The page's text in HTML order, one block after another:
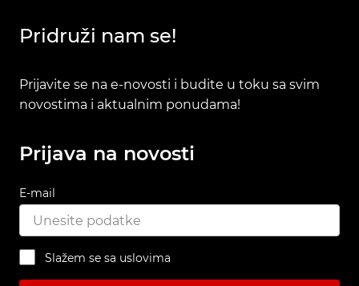
Pridruži nam se!
Prijavite se na e-novosti i budite u toku sa svim
novostima i aktualnim ponudama!
Prijava na novosti
E-mail
Slažem se sa uslovima